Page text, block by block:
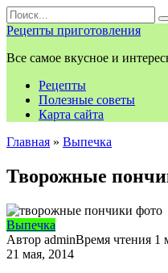
Перейти
к
контенту
Search
for:
Рецепты приготовления
Все самое вкусное и
Рецепты
Полезные советы
Карта сайта
Главная » Выпечка
Творожные
Выпечка
Автор adminВремя чтения 1
21 мая, 2014